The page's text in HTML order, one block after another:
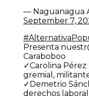
— Naguanagua
September 7,
Presenta
Caraboboo
✓Carolina
gremial,
✓Demetrio
derechos